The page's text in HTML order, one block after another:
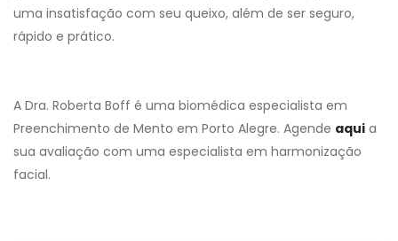
uma insatisfação com seu queixo, além de ser seguro,
rápido e prático.
A Dra. Roberta Boff é uma biomédica especialista em
Preenchimento de Mento em Porto Alegre. Agende aqui a
sua avaliação com uma especialista em harmonização
facial.